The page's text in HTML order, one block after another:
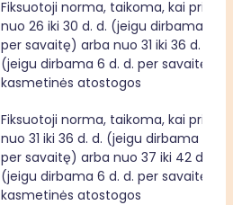
Fiksuotoji norma, taikoma, kai
nuo 26 iki 30 d. d. (jeigu dirbama 5 d.
per savaitę) arba nuo 31 iki 36 d. d.
(jeigu dirbama 6 d. d. per savaitę)
kasmetinės atostogos
Fiksuotoji norma, taikoma, kai
nuo 31 iki 36 d. d. (jeigu dirbama 5 d.
per savaitę) arba nuo 37 iki 42 d. d.
(jeigu dirbama 6 d. d. per savaitę)
kasmetinės atostogos